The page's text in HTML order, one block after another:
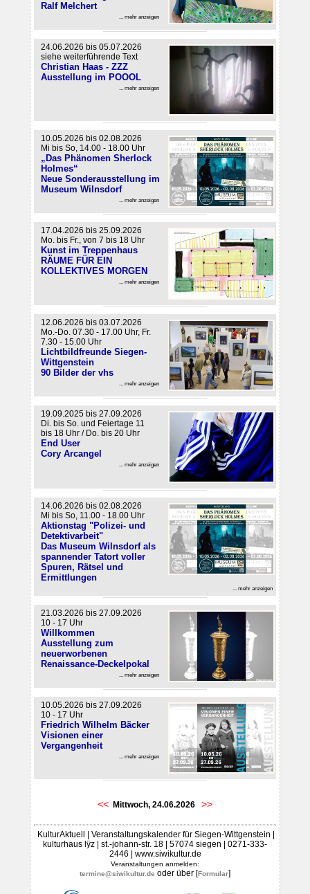
Ralf Melchert
... mehr anzeigen
24.06.2026 bis 05.07.2026
siehe weiterführende Text
Christian Haas - ZZZ
Ausstellung im POOOL
... mehr anzeigen
10.05.2026 bis 02.08.2026
Mi bis So, 14.00 - 18.00 Uhr
„Das Phänomen Sherlock
Holmes“
Neue Sonderausstellung im
Museum Wilnsdorf
... mehr anzeigen
17.04.2026 bis 25.09.2026
Mo. bis Fr., von 7 bis 18 Uhr
Kunst im Treppenhaus
RÄUME FÜR EIN
KOLLEKTIVES MORGEN
... mehr anzeigen
12.06.2026 bis 03.07.2026
Mo.-Do. 07.30 - 17.00 Uhr, Fr.
7.30 - 15.00 Uhr
Lichtbildfreunde Siegen-
Wittgenstein
90 Bilder der vhs
... mehr anzeigen
19.09.2025 bis 27.09.2026
Di. bis So. und Feiertage 11
bis 18 Uhr / Do. bis 20 Uhr
End User
Cory Arcangel
... mehr anzeigen
14.06.2026 bis 02.08.2026
Mi bis So, 11.00 - 18.00 Uhr
Aktionstag "Polizei- und
Detektivarbeit"
Das Museum Wilnsdorf als
spannender Tatort voller
Spuren, Rätsel und
Ermittlungen
... mehr anzeigen
21.03.2026 bis 27.09.2026
10 - 17 Uhr
Willkommen
Ausstellung zum
neuerworbenen
Renaissance-Deckelpokal
... mehr anzeigen
10.05.2026 bis 27.09.2026
10 - 17 Uhr
Friedrich Wilhelm Bäcker
Visionen einer
Vergangenheit
... mehr anzeigen
<< Mittwoch, 24.06.2026 >>
KulturAktuell | Veranstaltungskalender für Siegen-Wittgenstein |
kulturhaus lÿz | st.-johann-str. 18 | 57074 siegen | 0271-333-
2446 | www.siwikultur.de
Veranstaltungen anmelden:
termine@siwikultur.de oder über [Formular]